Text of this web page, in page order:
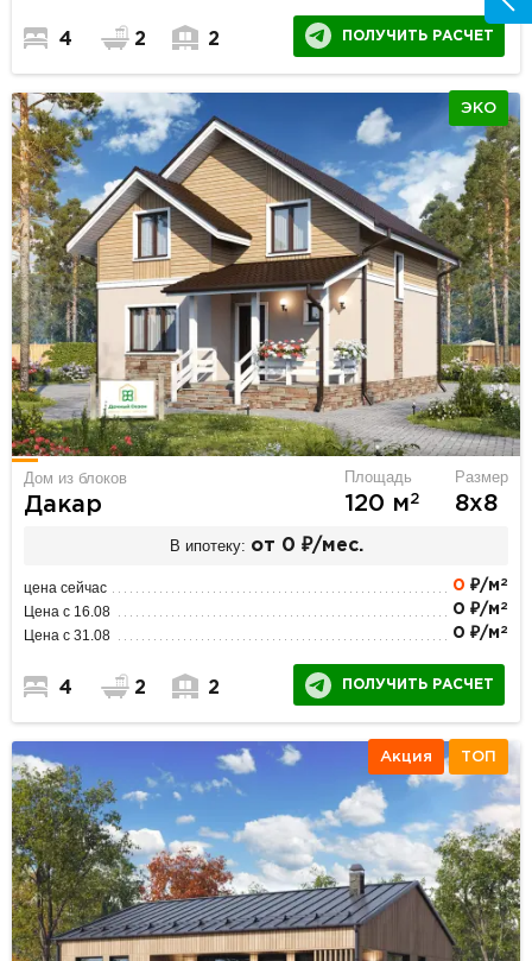
4 2 2 ПОЛУЧИТЬ РАСЧЕТ
ЭКО
Дом из блоков
Дакар
Площадь
120 м2
Размер
8х8
В ипотеку: от 0 ₽/мес.
цена сейчас 0 ₽/м 2
Цена с 16.08 0 ₽/м 2
Цена с 31.08 0 ₽/м 2
4 2 2 ПОЛУЧИТЬ РАСЧЕТ
Акция ТОП